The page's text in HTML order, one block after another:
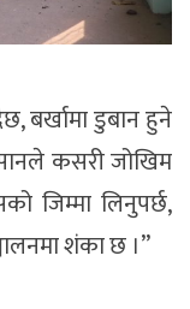
बर्खामा डुबान हुने
कसरी जोखिम
जिम्मा लिनुपर्छ,
शंका छ ।”